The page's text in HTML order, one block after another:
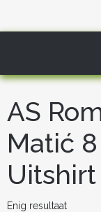
AS
Matić
Uitshirt
Enig resultaat